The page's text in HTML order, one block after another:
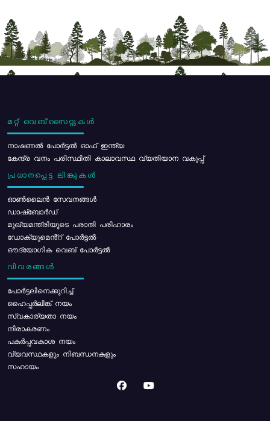
മറ്റ് വെബ്സൈറ്റുകൾ
നാഷണൽ പോർട്ടൽ ഓഫ് ഇന്ത്യ
കേന്ദ്ര വനം പരിസ്ഥിതി കാലാവസ്ഥ വ്യതിയാന വകുപ്പ്
പ്രധാനപ്പെട്ട ലിങ്കുകൾ
ഓൺലൈൻ സേവനങ്ങൾ
ഡാഷ്ബോർഡ്
മുഖ്യമന്ത്രിയുടെ പരാതി പരിഹാരം
ഡോക്യുമെൻ്റ് പോർട്ടൽ
ഔദ്യോഗിക വെബ് പോർട്ടൽ
വിവരങ്ങൾ
പോര്‍ട്ടലിനെക്കുറിച്ച്
ഹൈപ്പർലിങ്ക് നയം
സ്വകാര്യതാ നയം
നിരാകരണം
പകർപ്പവകാശ നയം
വ്യവസ്ഥകളും നിബന്ധനകളും
സഹായം